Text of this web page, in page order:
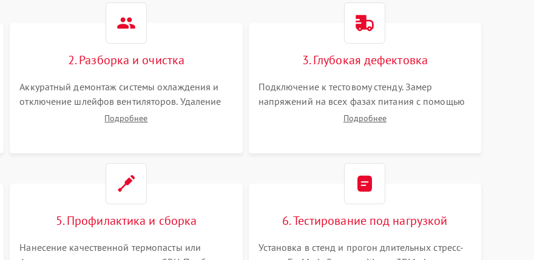
2. Разборка и очистка
Аккуратный демонтаж системы охлаждения и
отключение шлейфов вентиляторов. Удаление
старой термопасты с кристалла графического
Подробнее
3. Глубокая дефектовка
Подключение к тестовому стенду. Замер
напряжений на всех фазах питания с помощью
осциллографа. Проверка инициализации.
Подробнее
5. Профилактика и сборка
Нанесение качественной термопасты или
6. Тестирование под нагрузкой
Установка в стенд и прогон длительных стресс-